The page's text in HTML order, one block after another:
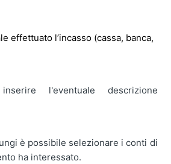
effettuato l’incasso (cassa, banca,
l'eventuale descrizione
è possibile selezionare i conti di
ha interessato.